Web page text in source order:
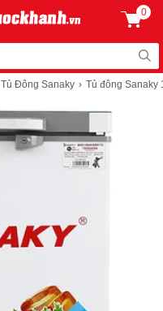
0
Tủ Đông Sanaky Tủ đông Sanaky